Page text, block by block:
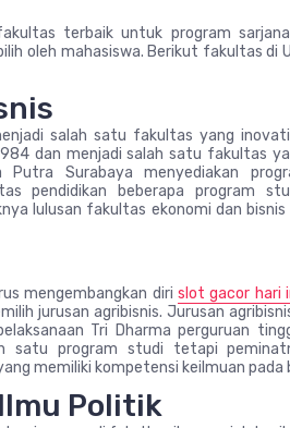
terbaik untuk program
oleh mahasiswa. Berikut fakultas di
salah satu fakultas yang
dan menjadi salah satu fakultas
Surabaya menyediakan
pendidikan beberapa program
lulusan fakultas ekonomi dan
mengembangkan diri slot gacor hari
jurusan agribisnis. Jurusan
Tri Dharma perguruan
satu program studi tetapi
memiliki kompetensi keilmuan pada
Politik